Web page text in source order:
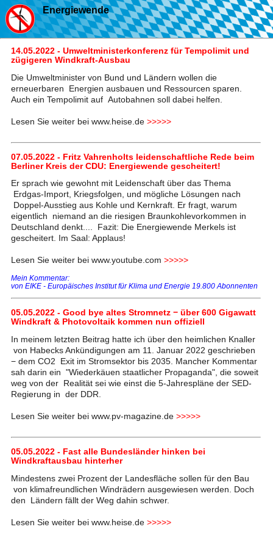
Energiewende
14.05.2022 - Umweltministerkonferenz für Tempolimit und
zügigeren Windkraft-Ausbau
Die Umweltminister von Bund und Ländern wollen die
erneuerbaren Energien ausbauen und Ressourcen sparen.
Auch ein Tempolimit auf Autobahnen soll dabei helfen.
Lesen Sie weiter bei www.heise.de >>>>>
07.05.2022 - Fritz Vahrenholts leidenschaftliche Rede beim
Berliner Kreis der CDU: Energiewende gescheitert!
Er sprach wie gewohnt mit Leidenschaft über das Thema
Erdgas-Import, Kriegsfolgen, und mögliche Lösungen nach
Doppel-Ausstieg aus Kohle und Kernkraft. Er fragt, warum
eigentlich niemand an die riesigen Braunkohlevorkommen in
Deutschland denkt.... Fazit: Die Energiewende Merkels ist
gescheitert. Im Saal: Applaus!
Lesen Sie weiter bei www.youtube.com >>>>>
Mein Kommentar:
von EIKE - Europäisches Institut für Klima und Energie 19.800 Abonnenten
05.05.2022 - Good bye altes Stromnetz − über 600 Gigawatt
Windkraft & Photovoltaik kommen nun offiziell
In meinem letzten Beitrag hatte ich über den heimlichen Knaller
von Habecks Ankündigungen am 11. Januar 2022 geschrieben
− dem CO2 Exit im Stromsektor bis 2035. Mancher Kommentar
sah darin ein "Wiederkäuen staatlicher Propaganda", die soweit
weg von der Realität sei wie einst die 5-Jahrespläne der SED-
Regierung in der DDR.
Lesen Sie weiter bei www.pv-magazine.de >>>>>
05.05.2022 - Fast alle Bundesländer hinken bei
Windkraftausbau hinterher
Mindestens zwei Prozent der Landesfläche sollen für den Bau
von klimafreundlichen Windrädern ausgewiesen werden. Doch
den Ländern fällt der Weg dahin schwer.
Lesen Sie weiter bei www.heise.de >>>>>